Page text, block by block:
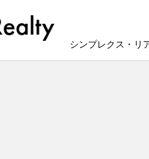
シンプレクス・リ